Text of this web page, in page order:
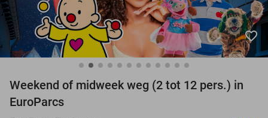
favorite_border
Weekend of midweek weg (2 tot 12 pers.) in
EuroParcs